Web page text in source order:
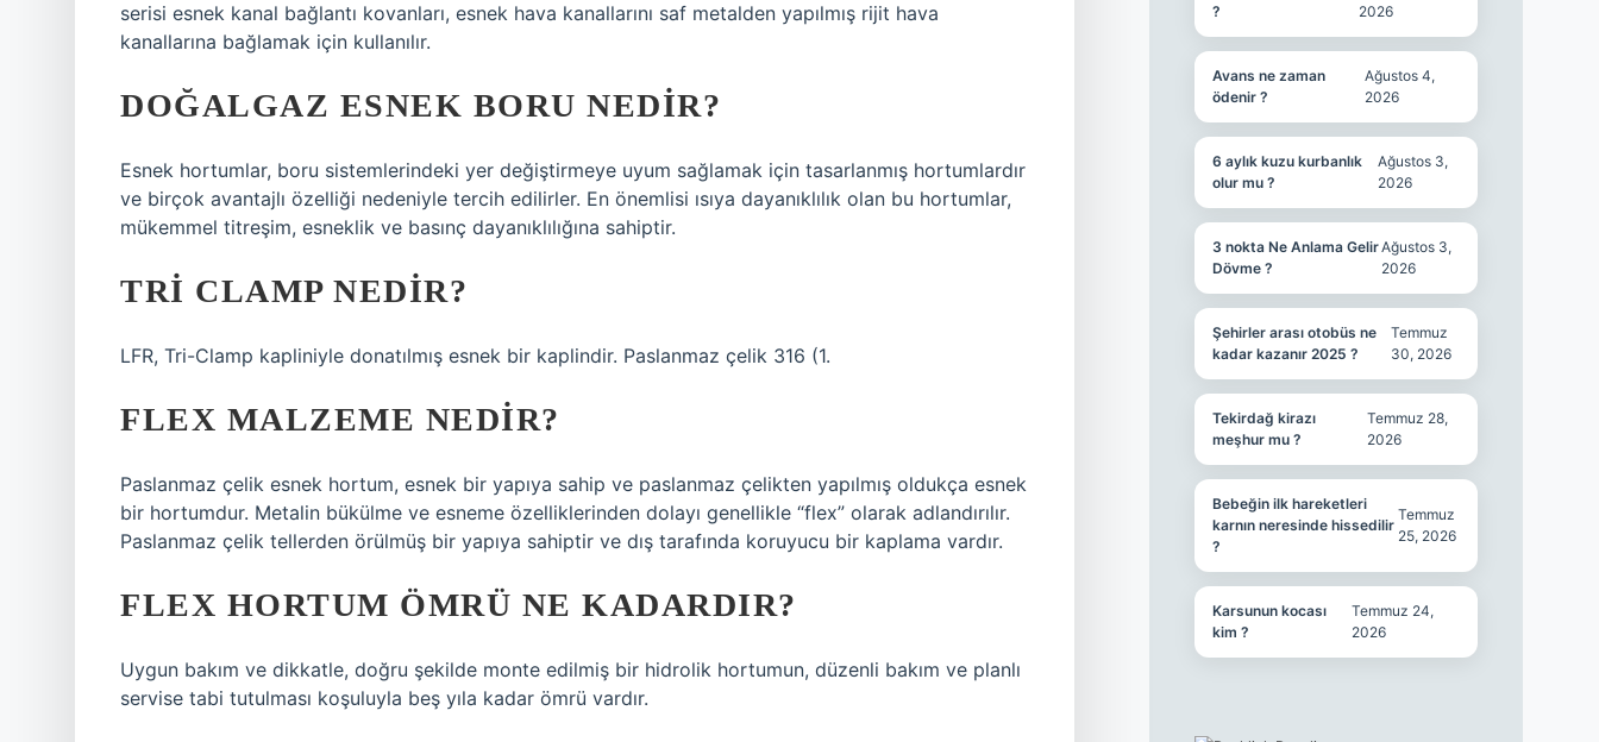
serisi esnek kanal bağlantı kovanları, esnek hava kanallarını saf metalden yapılmış rijit hava
kanallarına bağlamak için kullanılır.
DOĞALGAZ ESNEK BORU NEDIR?
Esnek hortumlar, boru sistemlerindeki yer değiştirmeye uyum sağlamak için tasarlanmış hortumlardır
ve birçok avantajlı özelliği nedeniyle tercih edilirler. En önemlisi ısıya dayanıklılık olan bu hortumlar,
mükemmel titreşim, esneklik ve basınç dayanıklılığına sahiptir.
TRI CLAMP NEDIR?
LFR, Tri-Clamp kapliniyle donatılmış esnek bir kaplindir. Paslanmaz çelik 316 (1.
FLEX MALZEME NEDIR?
Paslanmaz çelik esnek hortum, esnek bir yapıya sahip ve paslanmaz çelikten yapılmış oldukça esnek
bir hortumdur. Metalin bükülme ve esneme özelliklerinden dolayı genellikle “flex” olarak adlandırılır.
Paslanmaz çelik tellerden örülmüş bir yapıya sahiptir ve dış tarafında koruyucu bir kaplama vardır.
FLEX HORTUM ÖMRÜ NE KADARDIR?
Uygun bakım ve dikkatle, doğru şekilde monte edilmiş bir hidrolik hortumun, düzenli bakım ve planlı
servise tabi tutulması koşuluyla beş yıla kadar ömrü vardır.
?
2026
Avans ne zaman
ödenir ?
Ağustos 4,
2026
6 aylık kuzu kurbanlık
olur mu ?
Ağustos 3,
2026
3 nokta Ne Anlama Gelir
Dövme ?
Ağustos 3,
2026
Şehirler arası otobüs ne
kadar kazanır 2025 ?
Temmuz
30, 2026
Tekirdağ kirazı
meşhur mu ?
Temmuz 28,
2026
Bebeğin ilk hareketleri
karnın neresinde hissedilir
?
Temmuz
25, 2026
Karsunun kocası
kim ?
Temmuz 24,
2026